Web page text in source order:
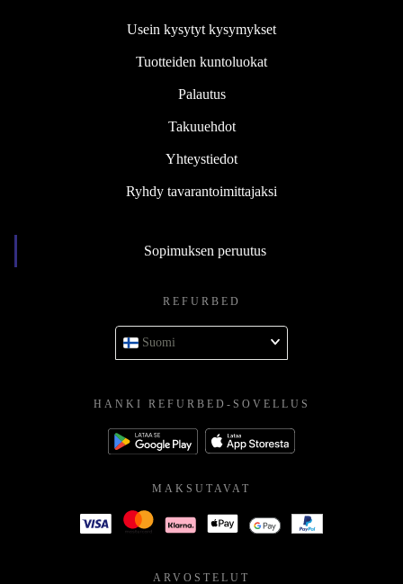
Usein kysytyt kysymykset
Tuotteiden kuntoluokat
Palautus
Takuuehdot
Yhteystiedot
Ryhdy tavarantoimittajaksi
Sopimuksen peruutus
REFURBED
Suomi
HANKI REFURBED-SOVELLUS
MAKSUTAVAT
ARVOSTELUT